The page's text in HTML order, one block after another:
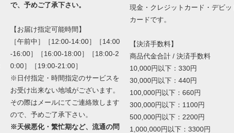
で、予めご了承下さい。
【お届け指定可能時間】
［午前中］［12:00-14:00］［14:00
-16:00］［16:00-18:00］［18:00-2
0:00］［19:00-21:00］
※日付指定・時間指定のサービスを
お受け出来ない地域がございます。
その際はメールにてご連絡致します
ので、予めご了承下さい。
※天候悪化・繁忙期など、流通の問
現金・クレジットカード・デビッ
カードです。
【決済手数料】
商品代金合計 / 決済手数料
10,000円以下：330円
30,000円以下：440円
100,000円以下：660円
300,000円以下：1100円
500,000円以下：2200円
1,000,000円以下：3300円